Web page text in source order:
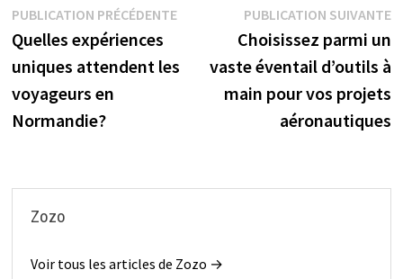
Navigation
de
l’article
PUBLICATION PRÉCÉDENTEPublication
précédente :
Quelles expériences
uniques attendent les
voyageurs en
Normandie?
PUBLICATION SUIVANTE
Choisissez parmi un
vaste éventail d’outils à
main pour vos projets
aéronautiques
Zozo
Voir tous les articles de Zozo →